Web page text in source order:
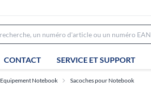
CONTACT SERVICE ET SUPPORT
Equipement Notebook Sacoches pour Notebook